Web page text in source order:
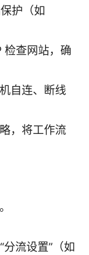
护（如
检查网站，确
自连、断线
，将工作流
分流设置”（如